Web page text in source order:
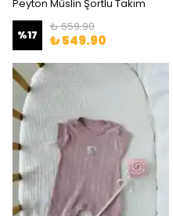
Peyton Müslin Şortlu Takım
%17
₺ 659.90
₺ 549.90